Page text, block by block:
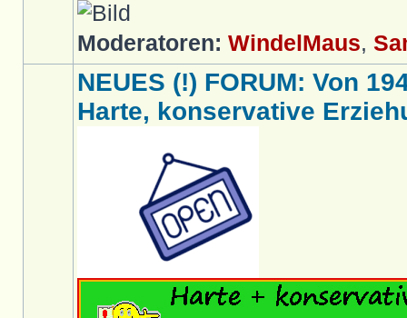
Moderatoren: WindelMaus,
NEUES (!) FORUM: Von
Harte, konservative